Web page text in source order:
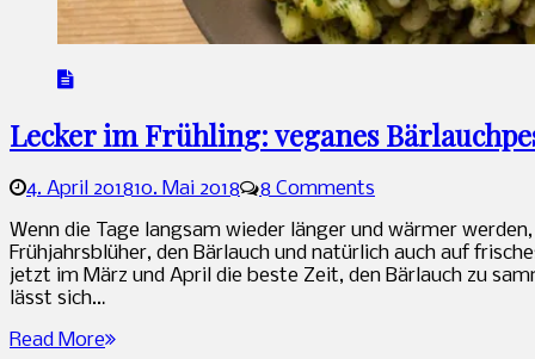
Lecker im Frühling: veganes
4. April 201810. Mai 2018
8 Comments
Wenn die Tage langsam wieder länger und wärmer
Frühjahrsblüher, den Bärlauch und natürlich auch auf
jetzt im März und April die beste Zeit, den Bärlauch zu
lässt sich…
Read More